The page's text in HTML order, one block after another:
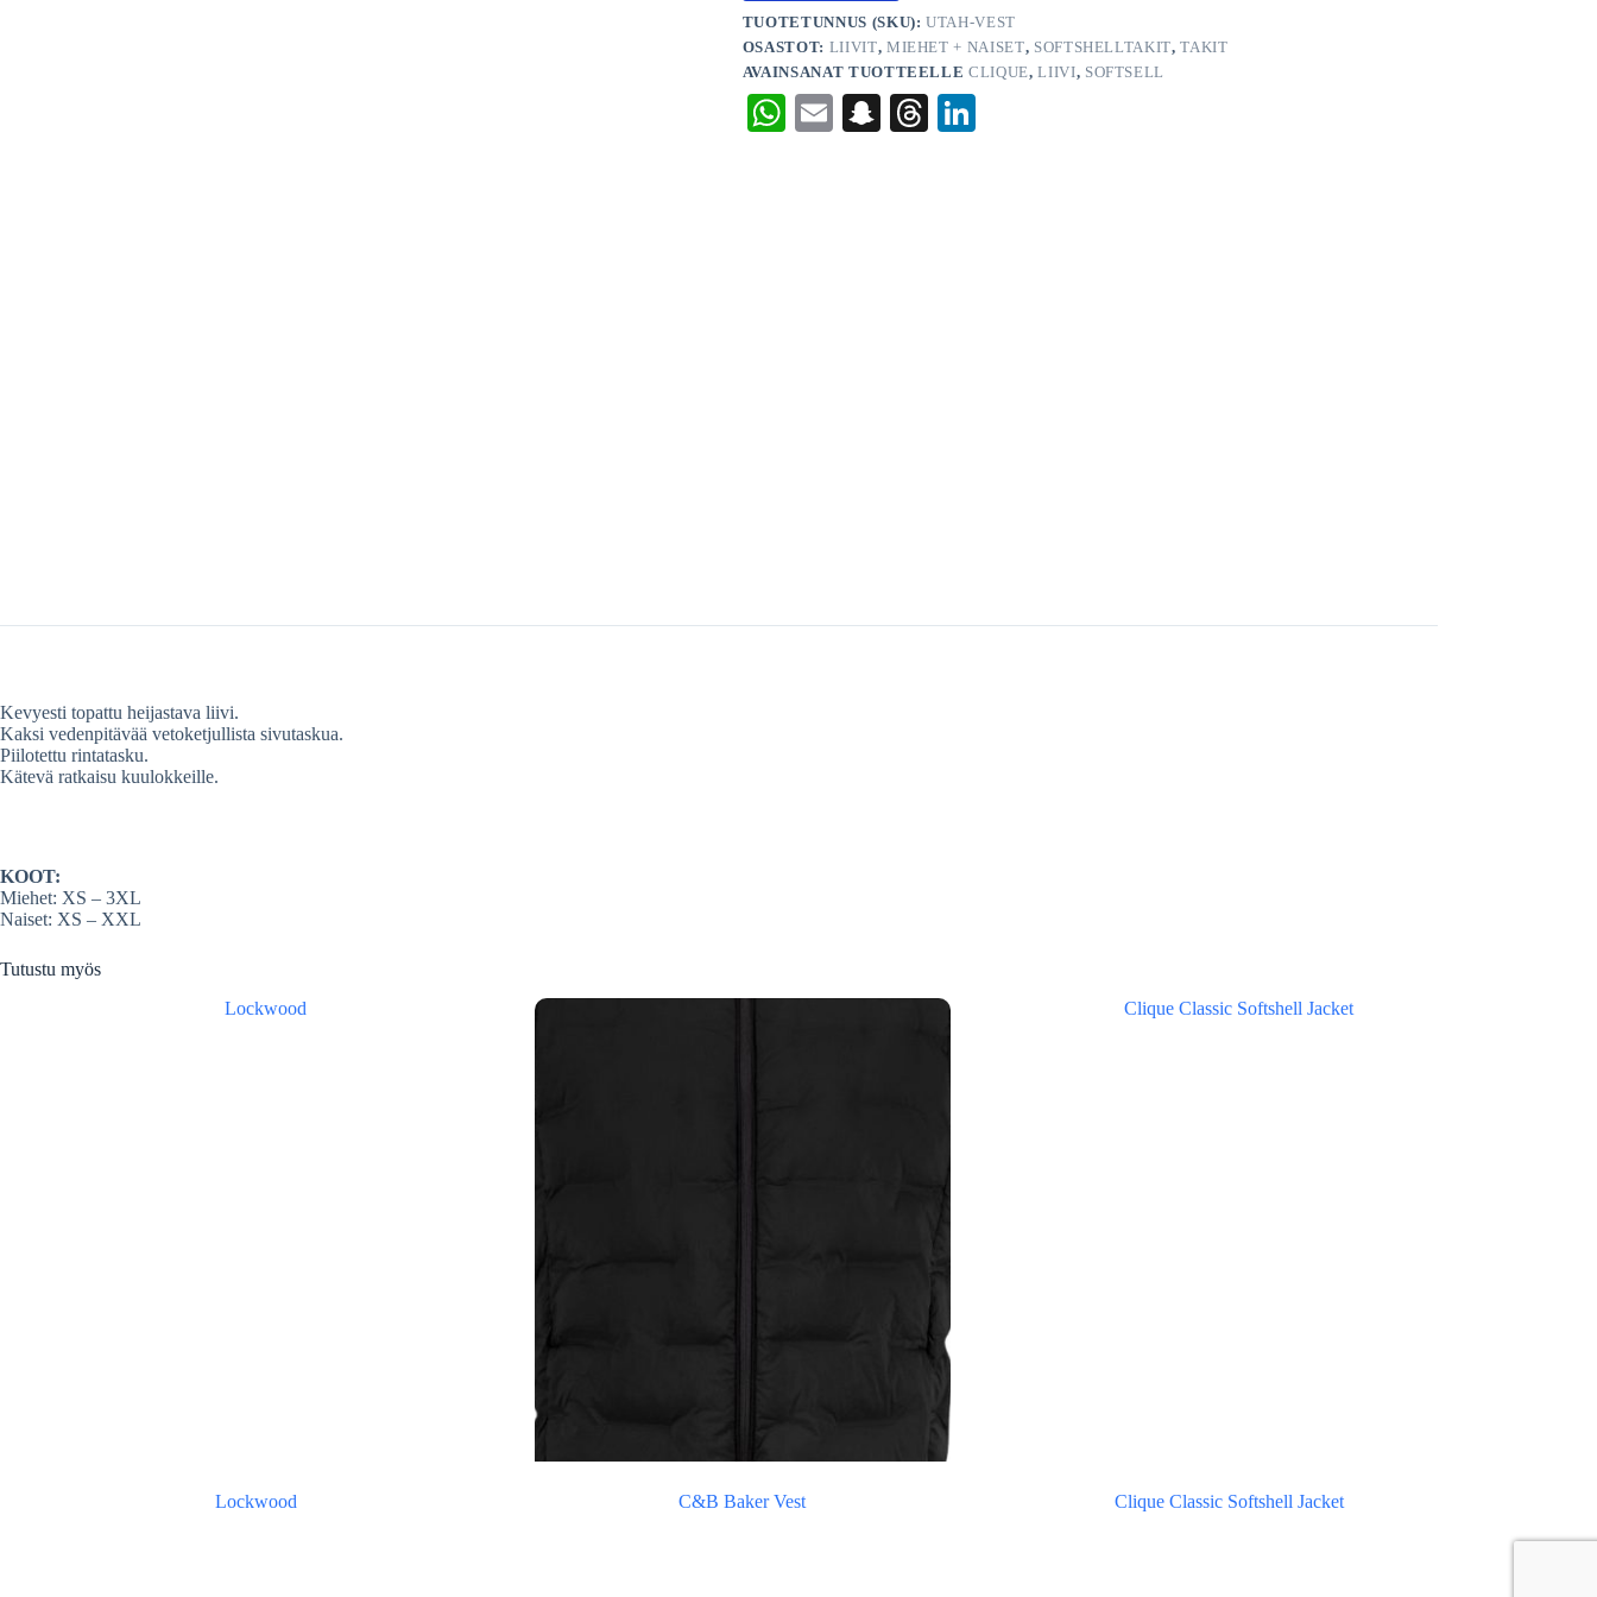
TUOTETUNNUS (SKU):UTAH-VEST
OSASTOT: LIIVIT, MIEHET + NAISET, SOFTSHELLTAKIT,TAKIT
AVAINSANAT TUOTTEELLECLIQUE,LIIVI, SOFTSELL
W
E
S
T
Kevyesti topattu heijastava liivi.
Kaksi vedenpitävää vetoketjullista sivutaskua.
Piilotettu rintatasku.
Kätevä ratkaisu kuulokkeille.
KOOT:
Miehet: XS – 3XL
Naiset: XS – XXL
Tutustu myös
Lockwood C&B Baker Vest Clique Classic Softshell Jacket